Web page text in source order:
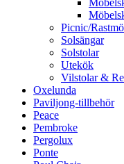
Picnic/
Solsängar
Solstolar
Utekök
Vilstolar &
Oxelunda
Paviljong-tillbehör
Peace
Pembroke
Pergolux
Ponte